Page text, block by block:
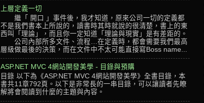
上層定義一切
繼「 開口 」事件後，我才知道，原來公司一切的定義都
不是我們書本上所說的，讀書時其時就說的很清楚，書上的東
西叫「理論」，而且你一定知道「理論與現實」是有差距的。
公司內部所多文件、流程…在定義時，都會需要我們最高
層級做最後的決策，而在文件中不太可能直接寫Boss name...
ASP.NET MVC 4網站開發美學 - 目錄與預購
目錄 以下為《ASP.NET MVC 4網站開發美學》全書目錄，本
書共11章792頁。以下是非常長的一串目錄，可以讓讀者先瞭
解將會閱讀到什麼的主題與內容。